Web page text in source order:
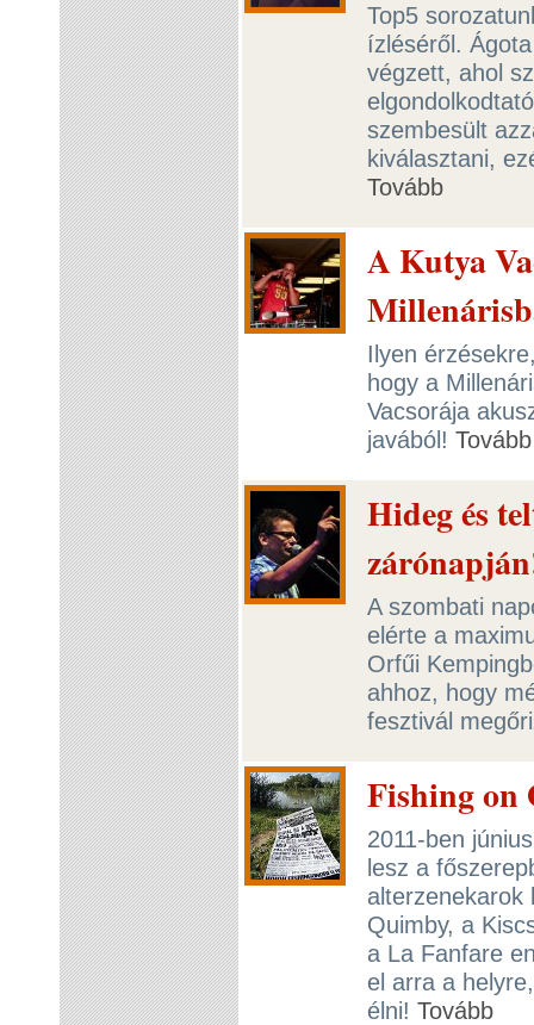
Top5
ízléséről.
végzett, ahol
szembesült
kiválasztani,
Tovább
A Kutya
Ilyen
hogy a
Vacsorája
javából! Tovább
Hideg és
A szombati
elérte a
Orfűi
ahhoz, hogy
fesztivál
Fishing on
2011-ben
lesz a
alterzenekarok
Quimby, a
a La Fanfare
el arra a
élni! Tovább